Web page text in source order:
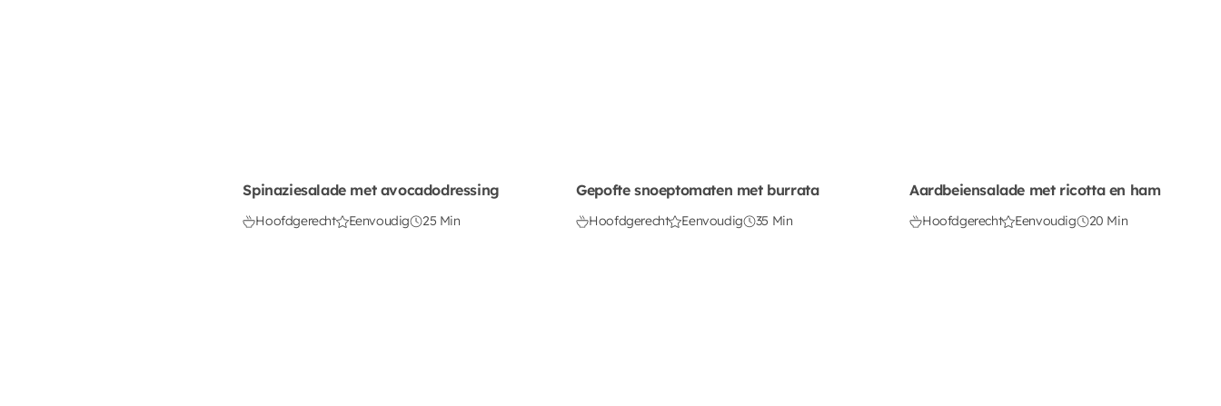
Spinaziesalade met avocadodressing
Hoofdgerecht Eenvoudig 25 Min
Gepofte snoeptomaten met burrata
Hoofdgerecht Eenvoudig 35 Min
Aardbeiensalade met ricotta en ham
Hoofdgerecht Eenvoudig 20 Min